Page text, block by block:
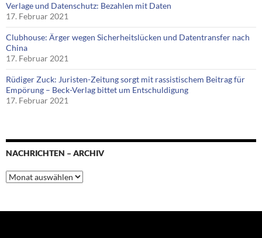
Verlage und Datenschutz: Bezahlen mit Daten
17. Februar 2021
Clubhouse: Ärger wegen Sicherheitslücken und Datentransfer nach
China
17. Februar 2021
Rüdiger Zuck: Juristen-Zeitung sorgt mit rassistischem Beitrag für
Empörung – Beck-Verlag bittet um Entschuldigung
17. Februar 2021
NACHRICHTEN – ARCHIV
Nachrichten
–